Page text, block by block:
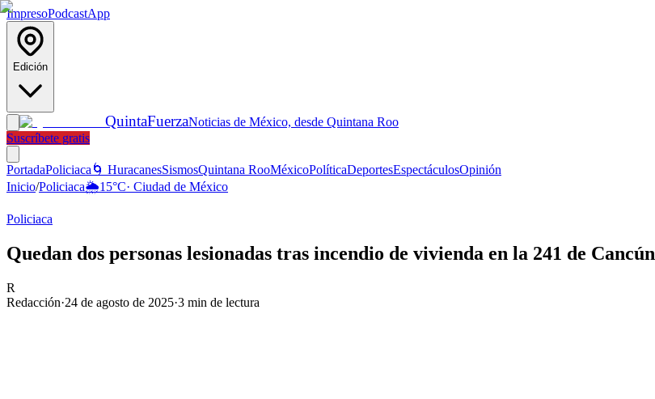
ImpresoPodcastApp
Edición
QuintaFuerzaNoticias de México, desde Quintana Roo
Suscríbete gratis
PortadaPoliciaca 🌀 HuracanesSismosQuintana RooMéxicoPolíticaDeportesEspectáculosOpinión
Inicio/Policiaca🌦️15°C· Ciudad de México
Policiaca
Quedan dos personas lesionadas tras incendio de vivienda en la 241 de Cancún
R
Redacción·24 de agosto de 2025·3 min de lectura